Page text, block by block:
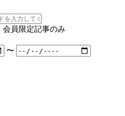
会員限定記事のみ
〜